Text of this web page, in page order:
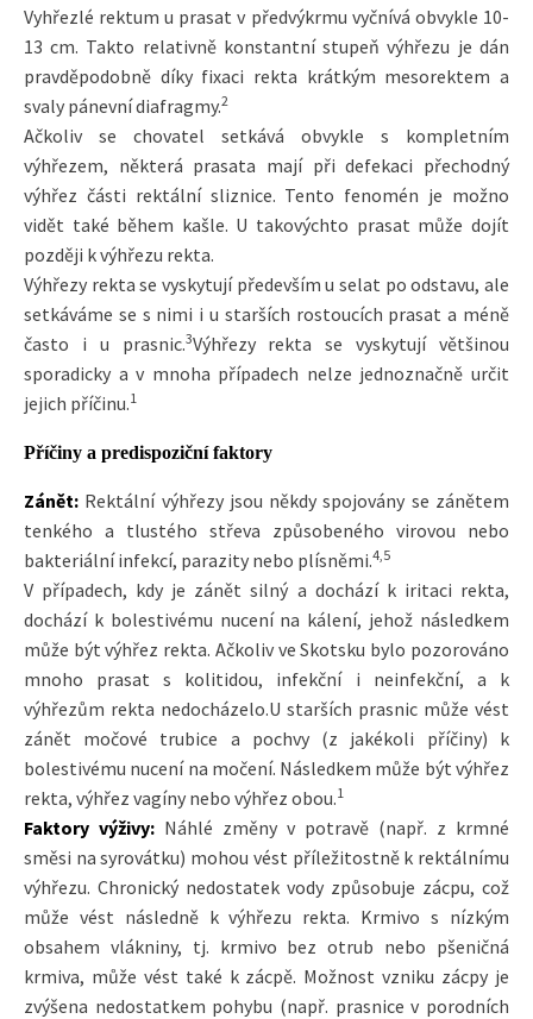
Vyhřezlé rektum u prasat v předvýkrmu vyčnívá obvykle 10-
13 cm. Takto relativně konstantní stupeň výhřezu je dán
pravděpodobně díky fixaci rekta krátkým mesorektem a
svaly pánevní diafragmy.2
Ačkoliv se chovatel setkává obvykle s kompletním
výhřezem, některá prasata mají při defekaci přechodný
výhřez části rektální sliznice. Tento fenomén je možno
vidět také během kašle. U takovýchto prasat může dojít
později k výhřezu rekta.
Výhřezy rekta se vyskytují především u selat po odstavu, ale
setkáváme se s nimi i u starších rostoucích prasat a méně
často i u prasnic.3Výhřezy rekta se vyskytují většinou
sporadicky a v mnoha případech nelze jednoznačně určit
jejich příčinu.1
Příčiny a predispoziční faktory
Zánět: Rektální výhřezy jsou někdy spojovány se zánětem
tenkého a tlustého střeva způsobeného virovou nebo
bakteriální infekcí, parazity nebo plísněmi.4,5
V případech, kdy je zánět silný a dochází k iritaci rekta,
dochází k bolestivému nucení na kálení, jehož následkem
může být výhřez rekta. Ačkoliv ve Skotsku bylo pozorováno
mnoho prasat s kolitidou, infekční i neinfekční, a k
výhřezům rekta nedocházelo.U starších prasnic může vést
zánět močové trubice a pochvy (z jakékoli příčiny) k
bolestivému nucení na močení. Následkem může být výhřez
rekta, výhřez vagíny nebo výhřez obou.1
Faktory výživy: Náhlé změny v potravě (např. z krmné
směsi na syrovátku) mohou vést příležitostně k rektálnímu
výhřezu. Chronický nedostatek vody způsobuje zácpu, což
může vést následně k výhřezu rekta. Krmivo s nízkým
obsahem vlákniny, tj. krmivo bez otrub nebo pšeničná
krmiva, může vést také k zácpě. Možnost vzniku zácpy je
zvýšena nedostatkem pohybu (např. prasnice v porodních